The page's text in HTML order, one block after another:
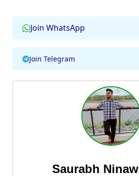
Join WhatsApp
Join Telegram
Saurabh